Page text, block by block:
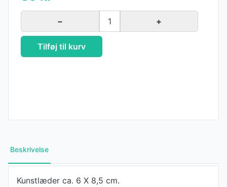
− 1 +
Tilføj til kurv
Beskrivelse
Kunstlæder ca. 6 X 8,5 cm.